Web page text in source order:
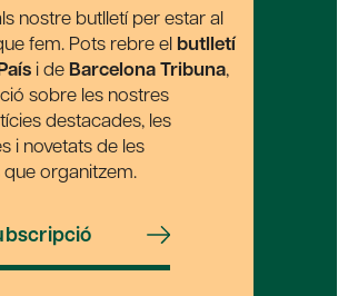
nostre butlletí per estar al
fem. Pots rebre el butlletí
i de Barcelona Tribuna,
sobre les nostres
destacades, les
i novetats de les
organitzem.